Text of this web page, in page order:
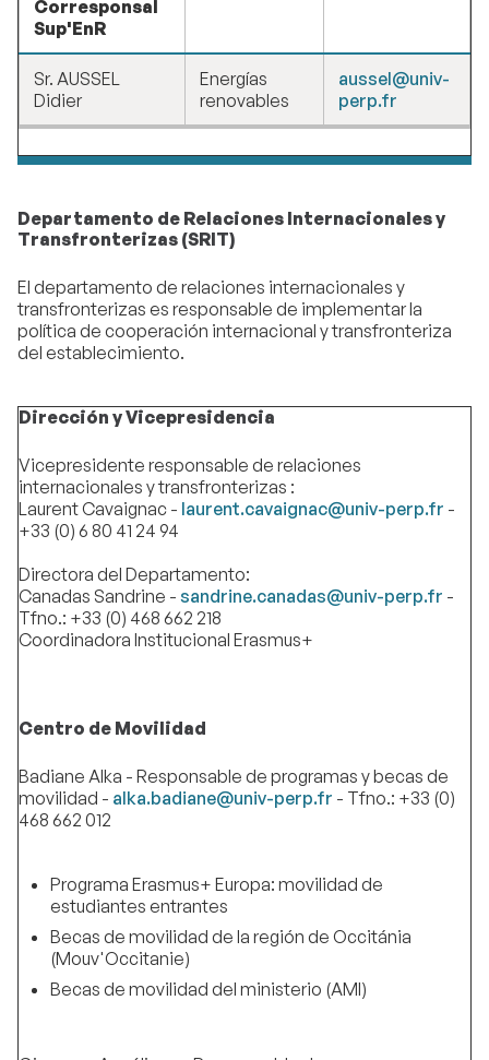
Corresponsal
Sup'EnR
Sr. AUSSEL
Didier
Energías
renovables
aussel@univ-
perp.fr
Departamento de Relaciones Internacionales y
Transfronterizas (SRIT)
El departamento de relaciones internacionales y
transfronterizas es responsable de implementar la
política de cooperación internacional y transfronteriza
del establecimiento.
Dirección y Vicepresidencia
Vicepresidente responsable de relaciones
internacionales y transfronterizas :
Laurent Cavaignac - laurent.cavaignac@univ-perp.fr -
+33 (0) 6 80 41 24 94
Directora del Departamento:
Canadas Sandrine - sandrine.canadas@univ-perp.fr -
Tfno.: +33 (0) 468 662 218
Coordinadora Institucional Erasmus+
Centro de Movilidad
Badiane Alka - Responsable de programas y becas de
movilidad - alka.badiane@univ-perp.fr - Tfno.: +33 (0)
468 662 012
Programa Erasmus+ Europa: movilidad de
estudiantes entrantes
Becas de movilidad de la región de Occitánia
(Mouv'Occitanie)
Becas de movilidad del ministerio (AMI)